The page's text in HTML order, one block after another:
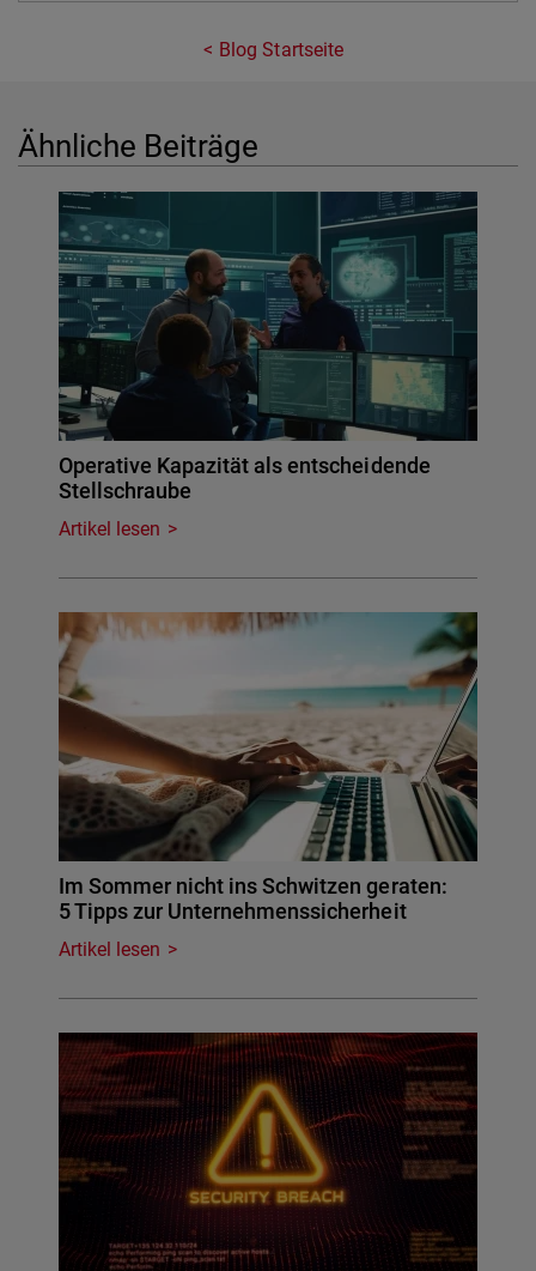
Blog Startseite
Ähnliche Beiträge
Operative Kapazität als entscheidende
Stellschraube
Artikel lesen
Im Sommer nicht ins Schwitzen geraten:
5 Tipps zur Unternehmenssicherheit
Artikel lesen